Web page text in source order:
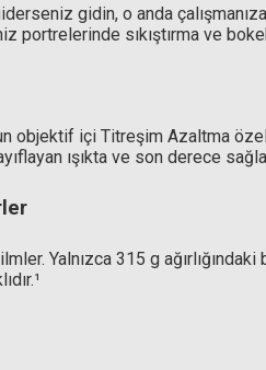
gidin, o anda çalışmanıza
portrelerinde sıkıştırma ve
içi Titreşim Azaltma
ışıkta ve son derece
Yalnızca 315 g